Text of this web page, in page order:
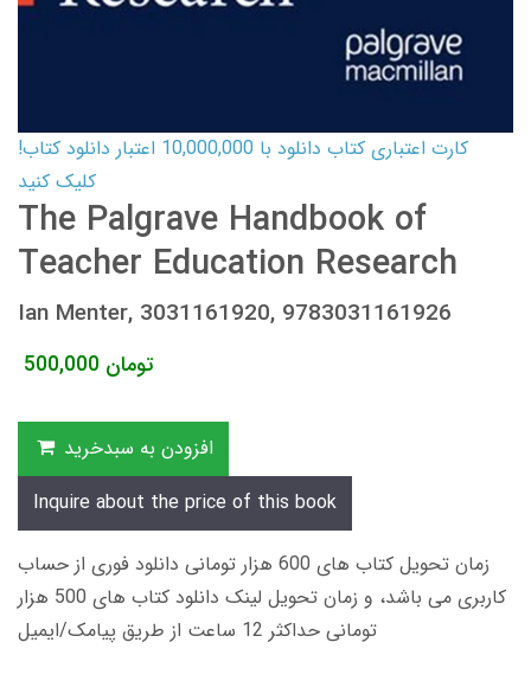
کارت اعتباری کتاب دانلود با 10,000,000 اعتبار دانلود کتاب!
کلیک کنید
The Palgrave Handbook of
Teacher Education Research
Ian Menter, 3031161920, 9783031161926
500,000 تومان
افزودن به سبدخرید
Inquire about the price of this book
زمان تحویل کتاب های 600 هزار تومانی دانلود فوری از حساب
کاربری می باشد، و زمان تحویل لینک دانلود کتاب های 500 هزار
تومانی حداکثر 12 ساعت از طریق پیامک/ایمیل